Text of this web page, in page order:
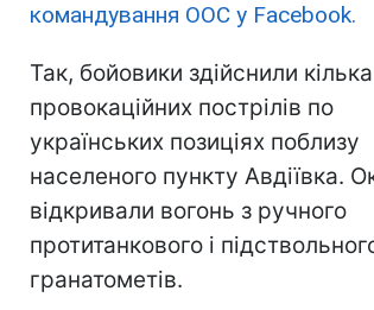
командування ООС у Facebook.
Так, бойовики здійснили кілька
провокаційних пострілів по
українських позиціях поблизу
населеного пункту Авдіївка.
відкривали вогонь з ручного
протитанкового і
гранатометів.